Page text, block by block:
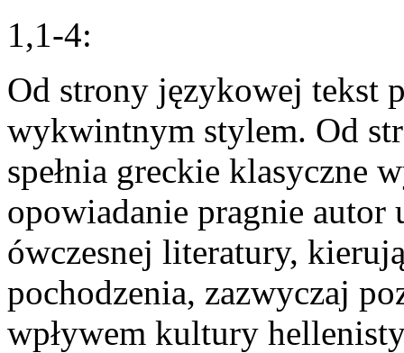
1,1-4:
Od strony językowej tekst
wykwintnym stylem. Od
spełnia greckie klasyczne
opowiadanie pragnie autor
ówczesnej literatury,
pochodzenia, zazwyczaj
wpływem kultury